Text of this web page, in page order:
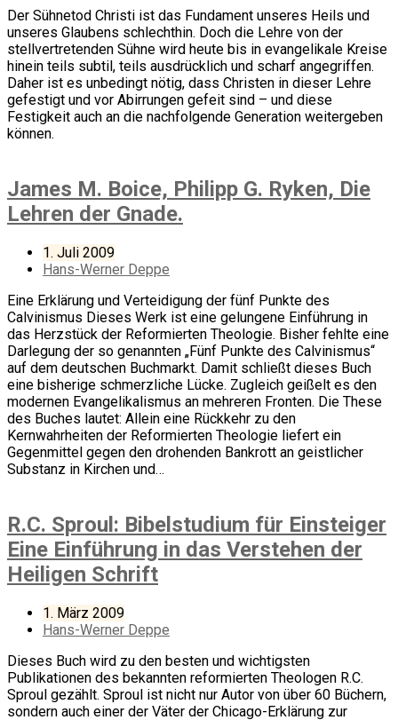
Der Sühnetod Christi ist das Fundament unseres Heils und
unseres Glaubens schlechthin. Doch die Lehre von der
stellvertretenden Sühne wird heute bis in evangelikale Kreise
hinein teils subtil, teils ausdrücklich und scharf angegriffen.
Daher ist es unbedingt nötig, dass Christen in dieser Lehre
gefestigt und vor Abirrungen gefeit sind – und diese
Festigkeit auch an die nachfolgende Generation weitergeben
können.
James M. Boice, Philipp G. Ryken, Die
Lehren der Gnade.
1. Juli 2009
Hans-Werner Deppe
Eine Erklärung und Verteidigung der fünf Punkte des
Calvinismus Dieses Werk ist eine gelungene Einführung in
das Herzstück der Reformierten Theologie. Bisher fehlte eine
Darlegung der so genannten „Fünf Punkte des Calvinismus“
auf dem deutschen Buchmarkt. Damit schließt dieses Buch
eine bisherige schmerzliche Lücke. Zugleich geißelt es den
modernen Evangelikalismus an mehreren Fronten. Die These
des Buches lautet: Allein eine Rückkehr zu den
Kernwahrheiten der Reformierten Theologie liefert ein
Gegenmittel gegen den drohenden Bankrott an geistlicher
Substanz in Kirchen und…
R.C. Sproul: Bibelstudium für Einsteiger
Eine Einführung in das Verstehen der
Heiligen Schrift
1. März 2009
Hans-Werner Deppe
Dieses Buch wird zu den besten und wichtigsten
Publikationen des bekannten reformierten Theologen R.C.
Sproul gezählt. Sproul ist nicht nur Autor von über 60 Büchern,
sondern auch einer der Väter der Chicago-Erklärung zur